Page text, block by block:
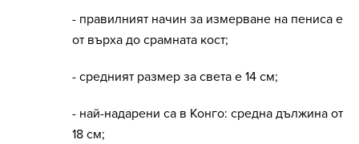
- правилният начин за измерване на пениса е
от върха до срамната кост;
- средният размер за света е 14 см;
- най-надарени са в Конго: средна дължина от
18 см;